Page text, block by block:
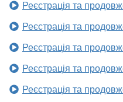
Реєстрація та
Реєстрація та
Реєстрація та
Реєстрація та
Реєстрація та